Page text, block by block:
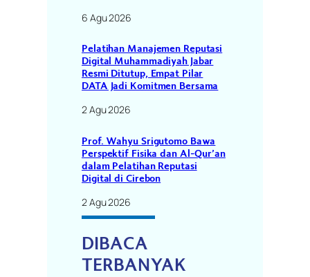
6 Agu 2026
Pelatihan Manajemen Reputasi
Digital Muhammadiyah Jabar
Resmi Ditutup, Empat Pilar
DATA Jadi Komitmen Bersama
2 Agu 2026
Prof. Wahyu Srigutomo Bawa
Perspektif Fisika dan Al-Qur’an
dalam Pelatihan Reputasi
Digital di Cirebon
2 Agu 2026
DIBACA
TERBANYAK